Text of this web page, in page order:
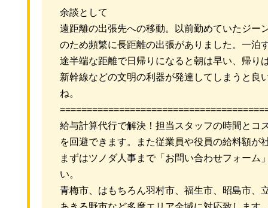
余談として
遠距離の出張先への移動。以前勤めていたジー
のため頻繁に長距離の出張がありました。一泊
途半端な距離で日帰りになると朝は早い、帰り
新幹線などの文明の利器が発達してしまうと良
ね。
給与計算代行で解決！担当スタッフの時間とコ
を回避できます。また従業員や役員の給料額が
まずはツノダ人事まで「お問い合わせフォーム
い。
青梅市、はもちろん羽村市、福生市、昭島市、